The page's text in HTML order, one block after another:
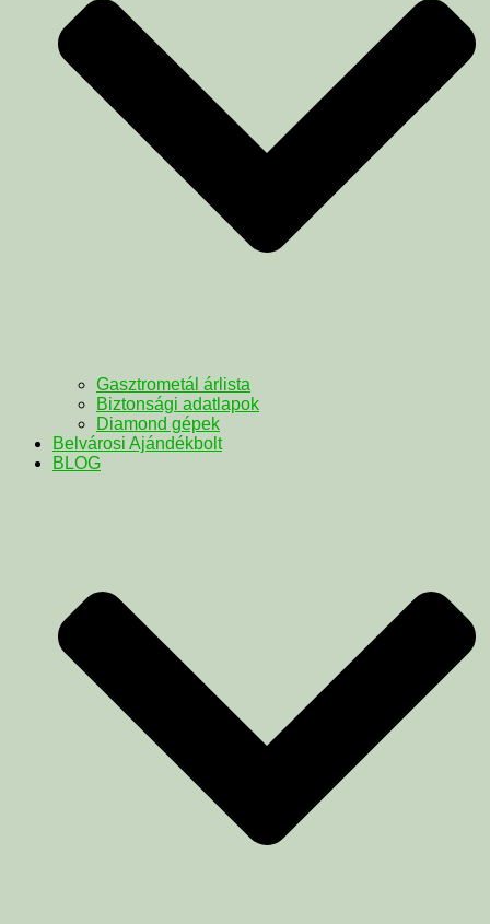
Gasztrometál árlista
Biztonsági adatlapok
Diamond gépek
Belvárosi Ajándékbolt
BLOG